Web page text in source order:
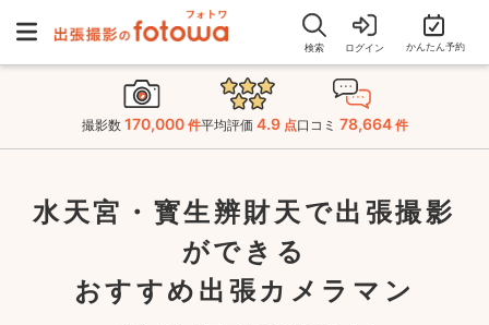
検索 ログイン かんたん予約
撮影数 170,000 件平均評価 4.9 点口コミ 78,664 件
水天宮・寳生辨財天で出張撮影
ができる
おすすめ出張カメラマン